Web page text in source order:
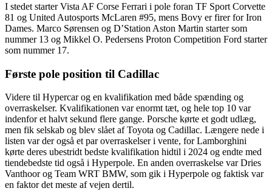
I stedet starter Vista AF Corse Ferrari i pole foran TF Sport Corvette
81 og United Autosports McLaren #95, mens Bovy er firer for Iron
Dames. Marco Sørensen og D’Station Aston Martin starter som
nummer 13 og Mikkel O. Pedersens Proton Competition Ford starter
som nummer 17.
Første pole position til Cadillac
Videre til Hypercar og en kvalifikation med både spænding og
overraskelser. Kvalifikationen var enormt tæt, og hele top 10 var
indenfor et halvt sekund flere gange. Porsche kørte et godt udlæg,
men fik selskab og blev slået af Toyota og Cadillac. Længere nede i
listen var der også et par overraskelser i vente, for Lamborghini
kørte deres ubestridt bedste kvalifikation hidtil i 2024 og endte med
tiendebedste tid også i Hyperpole. En anden overraskelse var Dries
Vanthoor og Team WRT BMW, som gik i Hyperpole og faktisk var
en faktor det meste af vejen dertil.